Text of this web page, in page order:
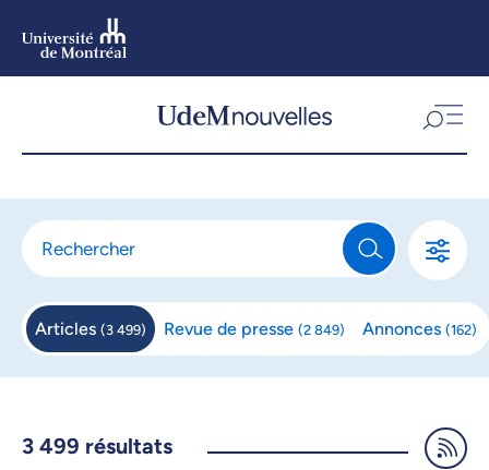
Articles (3 499) Revue de presse (2 849) Annonces (162)
3 499 résultats